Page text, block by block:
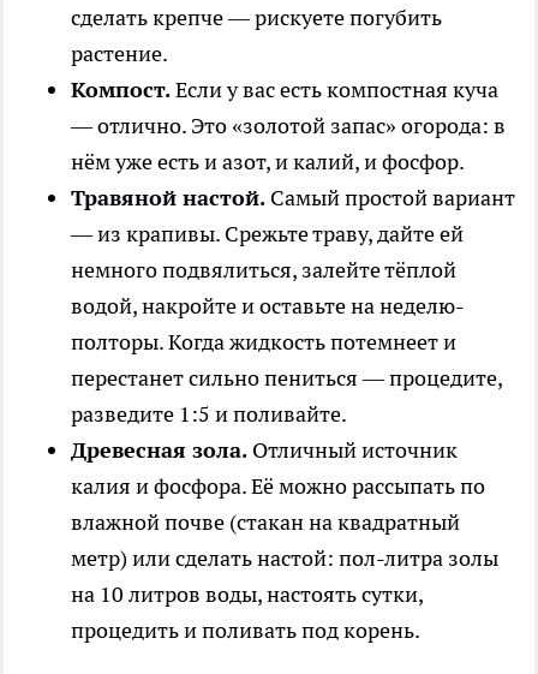
сделать крепче — рискуете погубить
растение.
Компост.Если у вас есть компостная куча
— отлично. Это «золотой запас» огорода: в
нём уже есть и азот, и калий, и фосфор.
Травяной настой. Самый простой вариант
— из крапивы. Срежьте траву, дайте ей
немного подвялиться, залейте тёплой
водой, накройте и оставьте на неделю-
полторы. Когда жидкость потемнеет и
перестанет сильно пениться — процедите,
разведите 1:5 и поливайте.
Древесная зола. Отличный источник
калия и фосфора. Её можно рассыпать по
влажной почве (стакан на квадратный
метр) или сделать настой: пол-литра золы
на 10 литров воды, настоять сутки,
процедить и поливать под корень.